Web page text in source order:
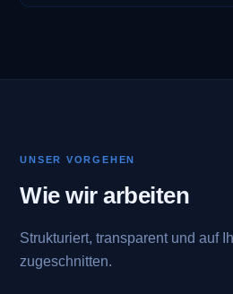
UNSER VORGEHEN
Wie wir arbeiten
Strukturiert, transparent und auf
zugeschnitten.